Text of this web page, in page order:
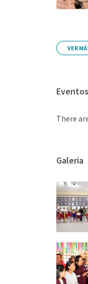
VER
Eventos
There
Galeria